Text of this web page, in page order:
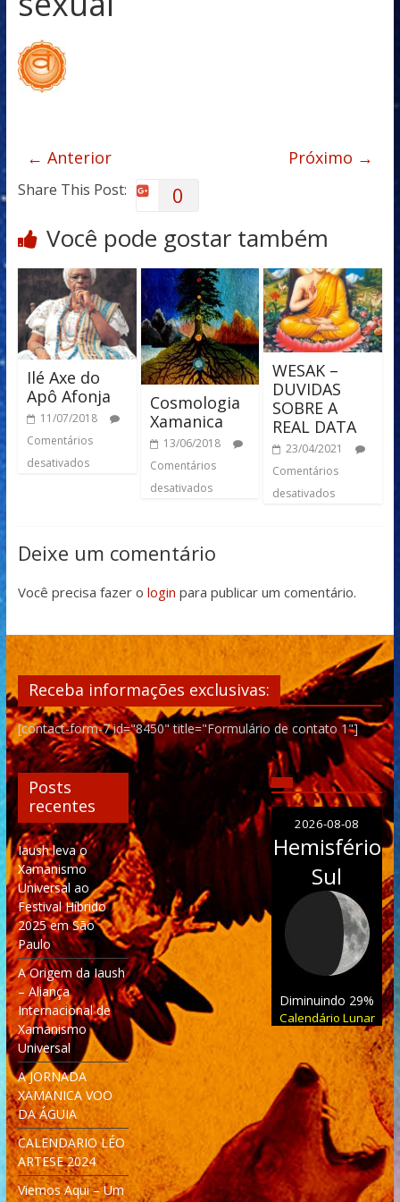
← Anterior Próximo →
Share This Post: 0
Você pode gostar também
Ilé Axe do
Apô Afonja
11/07/2018
Comentários
desativados
Cosmologia
Xamanica
13/06/2018
Comentários
desativados
WESAK –
DUVIDAS
SOBRE A
REAL DATA
23/04/2021
Comentários
desativados
Deixe um comentário
Você precisa fazer o login para publicar um comentário.
Receba informações exclusivas:
[contact-form-7 id="8450" title="Formulário de contato 1"]
Posts
recentes
Iaush leva o
Xamanismo
Universal ao
Festival Híbrido
2025 em São
Paulo
A Origem da Iaush
– Aliança
Internacional de
Xamanismo
Universal
A JORNADA
XAMANICA VOO
DA ÁGUIA
CALENDARIO LÉO
ARTESE 2024
Viemos Aqui – Um
2026-08-08
Hemisfério
Sul
Diminuindo 29%
Calendário Lunar